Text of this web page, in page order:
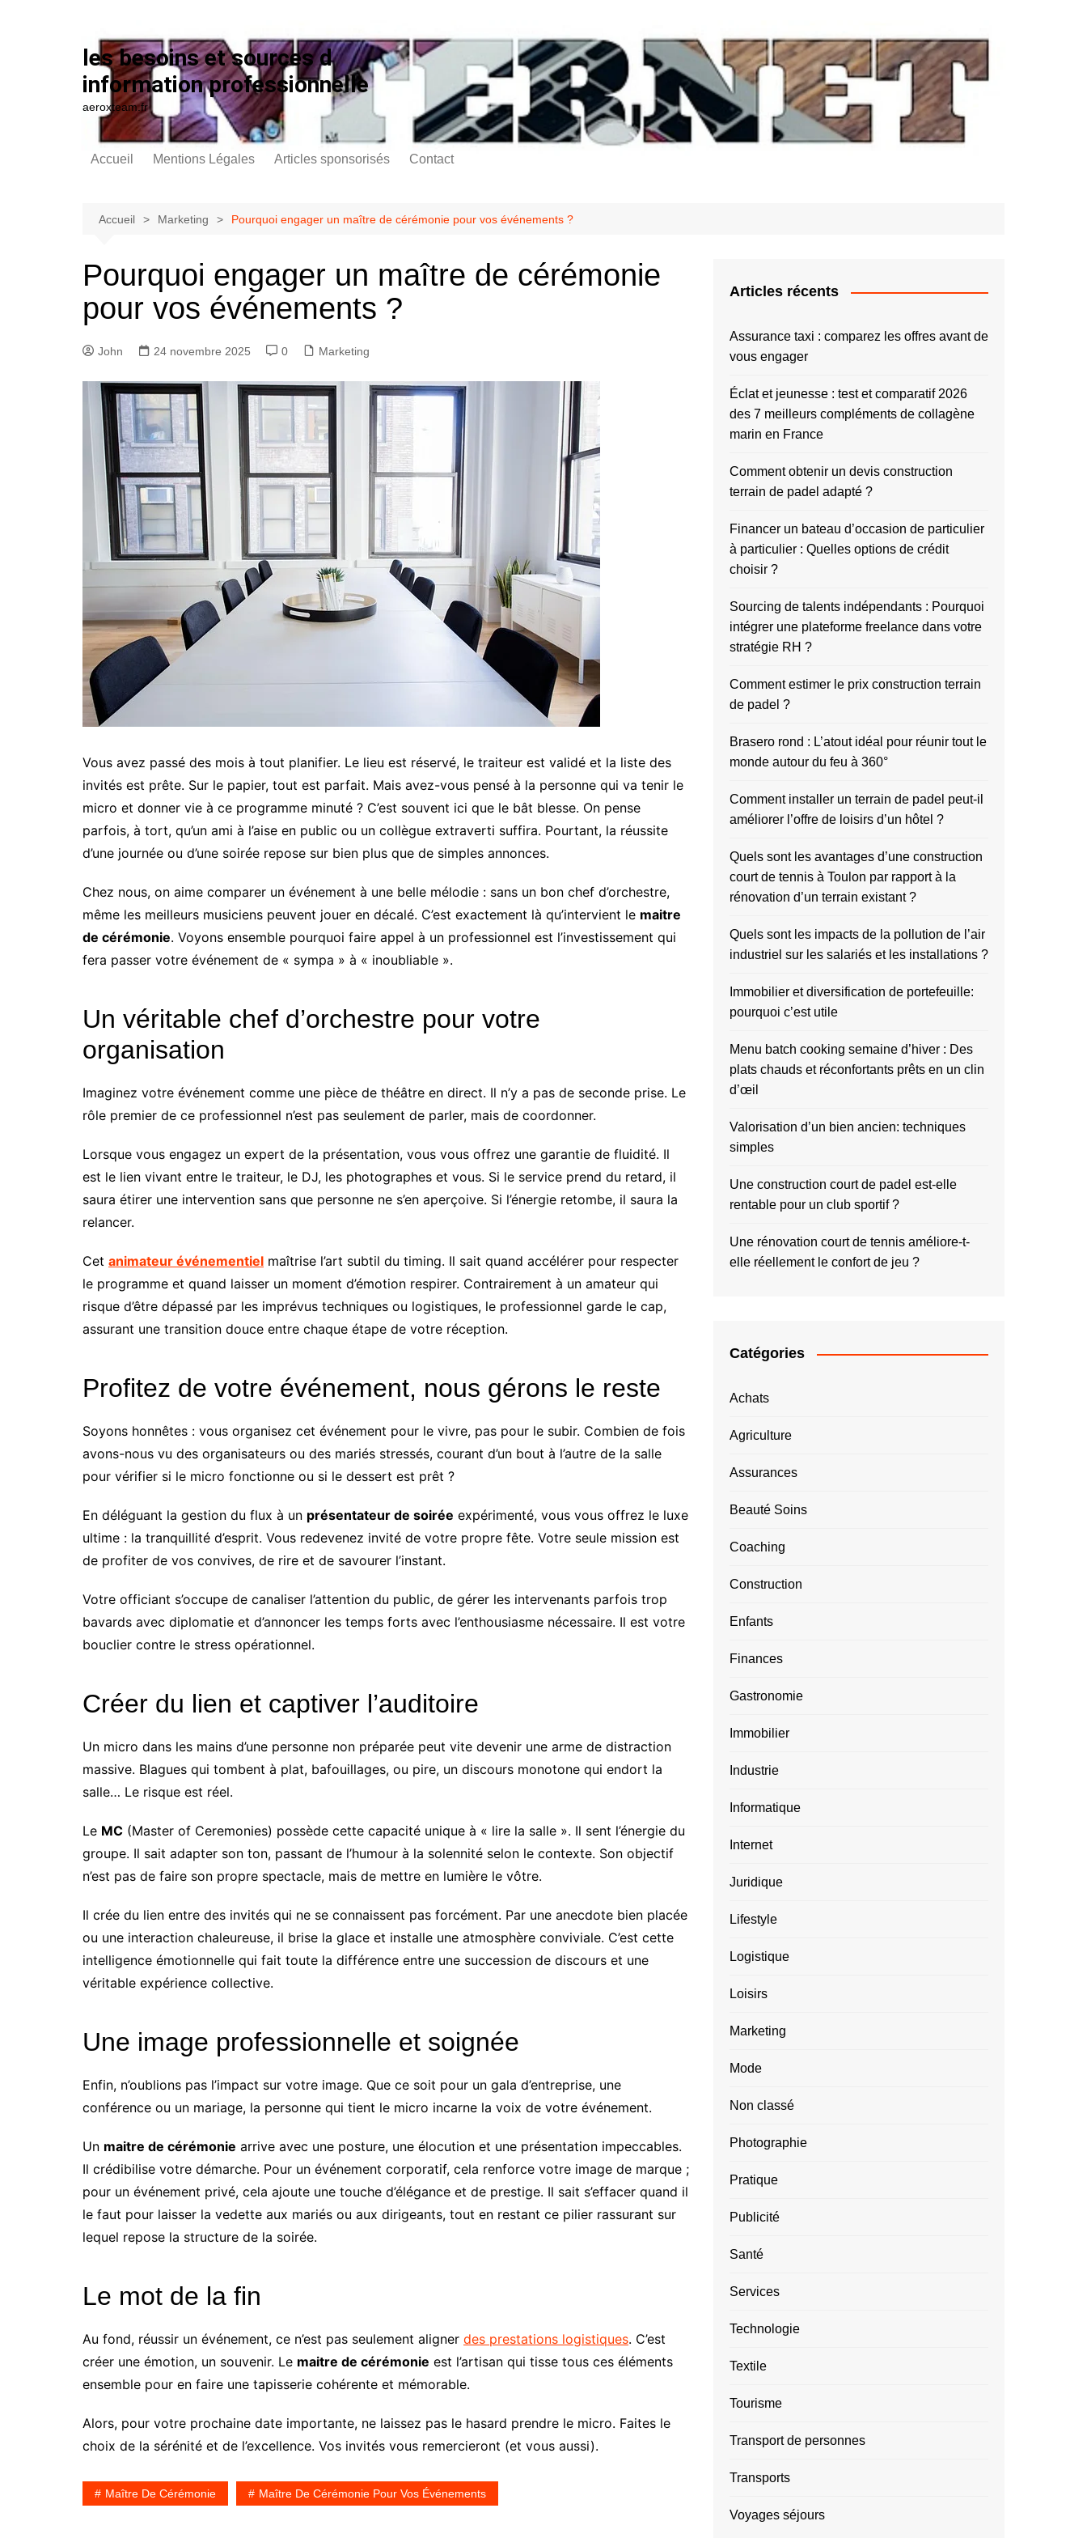
les besoins et sources d
information professionnelle
aeroxteam.fr
Accueil Mentions Légales Articles sponsorisés Contact
Accueil Marketing Pourquoi engager un maître de cérémonie pour vos événements ?
Pourquoi engager un maître de cérémonie
pour vos événements ?
John 24 novembre 2025 0 Marketing
Vous avez passé des mois à tout planifier. Le lieu est réservé, le traiteur est validé et la liste des
invités est prête. Sur le papier, tout est parfait. Mais avez-vous pensé à la personne qui va tenir le
micro et donner vie à ce programme minuté ? C’est souvent ici que le bât blesse. On pense
parfois, à tort, qu’un ami à l’aise en public ou un collègue extraverti suffira. Pourtant, la réussite
d’une journée ou d’une soirée repose sur bien plus que de simples annonces.
Chez nous, on aime comparer un événement à une belle mélodie : sans un bon chef d’orchestre,
même les meilleurs musiciens peuvent jouer en décalé. C’est exactement là qu’intervient le maitre
de cérémonie. Voyons ensemble pourquoi faire appel à un professionnel est l’investissement qui
fera passer votre événement de « sympa » à « inoubliable ».
Un véritable chef d’orchestre pour votre
organisation
Imaginez votre événement comme une pièce de théâtre en direct. Il n’y a pas de seconde prise. Le
rôle premier de ce professionnel n’est pas seulement de parler, mais de coordonner.
Lorsque vous engagez un expert de la présentation, vous vous offrez une garantie de fluidité. Il
est le lien vivant entre le traiteur, le DJ, les photographes et vous. Si le service prend du retard, il
saura étirer une intervention sans que personne ne s’en aperçoive. Si l’énergie retombe, il saura la
relancer.
Cet animateur événementiel maîtrise l’art subtil du timing. Il sait quand accélérer pour respecter
le programme et quand laisser un moment d’émotion respirer. Contrairement à un amateur qui
risque d’être dépassé par les imprévus techniques ou logistiques, le professionnel garde le cap,
assurant une transition douce entre chaque étape de votre réception.
Profitez de votre événement, nous gérons le reste
Soyons honnêtes : vous organisez cet événement pour le vivre, pas pour le subir. Combien de fois
avons-nous vu des organisateurs ou des mariés stressés, courant d’un bout à l’autre de la salle
pour vérifier si le micro fonctionne ou si le dessert est prêt ?
En déléguant la gestion du flux à un présentateur de soirée expérimenté, vous vous offrez le luxe
ultime : la tranquillité d’esprit. Vous redevenez invité de votre propre fête. Votre seule mission est
de profiter de vos convives, de rire et de savourer l’instant.
Votre officiant s’occupe de canaliser l’attention du public, de gérer les intervenants parfois trop
bavards avec diplomatie et d’annoncer les temps forts avec l’enthousiasme nécessaire. Il est votre
bouclier contre le stress opérationnel.
Créer du lien et captiver l’auditoire
Un micro dans les mains d’une personne non préparée peut vite devenir une arme de distraction
massive. Blagues qui tombent à plat, bafouillages, ou pire, un discours monotone qui endort la
salle… Le risque est réel.
Le MC (Master of Ceremonies) possède cette capacité unique à « lire la salle ». Il sent l’énergie du
groupe. Il sait adapter son ton, passant de l’humour à la solennité selon le contexte. Son objectif
n’est pas de faire son propre spectacle, mais de mettre en lumière le vôtre.
Il crée du lien entre des invités qui ne se connaissent pas forcément. Par une anecdote bien placée
ou une interaction chaleureuse, il brise la glace et installe une atmosphère conviviale. C’est cette
intelligence émotionnelle qui fait toute la différence entre une succession de discours et une
véritable expérience collective.
Une image professionnelle et soignée
Enfin, n’oublions pas l’impact sur votre image. Que ce soit pour un gala d’entreprise, une
conférence ou un mariage, la personne qui tient le micro incarne la voix de votre événement.
Un maitre de cérémonie arrive avec une posture, une élocution et une présentation impeccables.
Il crédibilise votre démarche. Pour un événement corporatif, cela renforce votre image de marque ;
pour un événement privé, cela ajoute une touche d’élégance et de prestige. Il sait s’effacer quand il
le faut pour laisser la vedette aux mariés ou aux dirigeants, tout en restant ce pilier rassurant sur
lequel repose la structure de la soirée.
Le mot de la fin
Au fond, réussir un événement, ce n’est pas seulement aligner des prestations logistiques. C’est
créer une émotion, un souvenir. Le maitre de cérémonie est l’artisan qui tisse tous ces éléments
ensemble pour en faire une tapisserie cohérente et mémorable.
Alors, pour votre prochaine date importante, ne laissez pas le hasard prendre le micro. Faites le
choix de la sérénité et de l’excellence. Vos invités vous remercieront (et vous aussi).
Maître De Cérémonie Maître De Cérémonie Pour Vos Événements
Articles récents
Assurance taxi : comparez les offres avant de
vous engager
Éclat et jeunesse : test et comparatif 2026
des 7 meilleurs compléments de collagène
marin en France
Comment obtenir un devis construction
terrain de padel adapté ?
Financer un bateau d’occasion de particulier
à particulier : Quelles options de crédit
choisir ?
Sourcing de talents indépendants : Pourquoi
intégrer une plateforme freelance dans votre
stratégie RH ?
Comment estimer le prix construction terrain
de padel ?
Brasero rond : L’atout idéal pour réunir tout le
monde autour du feu à 360°
Comment installer un terrain de padel peut-il
améliorer l’offre de loisirs d’un hôtel ?
Quels sont les avantages d’une construction
court de tennis à Toulon par rapport à la
rénovation d’un terrain existant ?
Quels sont les impacts de la pollution de l’air
industriel sur les salariés et les installations ?
Immobilier et diversification de portefeuille:
pourquoi c’est utile
Menu batch cooking semaine d’hiver : Des
plats chauds et réconfortants prêts en un clin
d’œil
Valorisation d’un bien ancien: techniques
simples
Une construction court de padel est-elle
rentable pour un club sportif ?
Une rénovation court de tennis améliore-t-
elle réellement le confort de jeu ?
Catégories
Achats
Agriculture
Assurances
Beauté Soins
Coaching
Construction
Enfants
Finances
Gastronomie
Immobilier
Industrie
Informatique
Internet
Juridique
Lifestyle
Logistique
Loisirs
Marketing
Mode
Non classé
Photographie
Pratique
Publicité
Santé
Services
Technologie
Textile
Tourisme
Transport de personnes
Transports
Voyages séjours